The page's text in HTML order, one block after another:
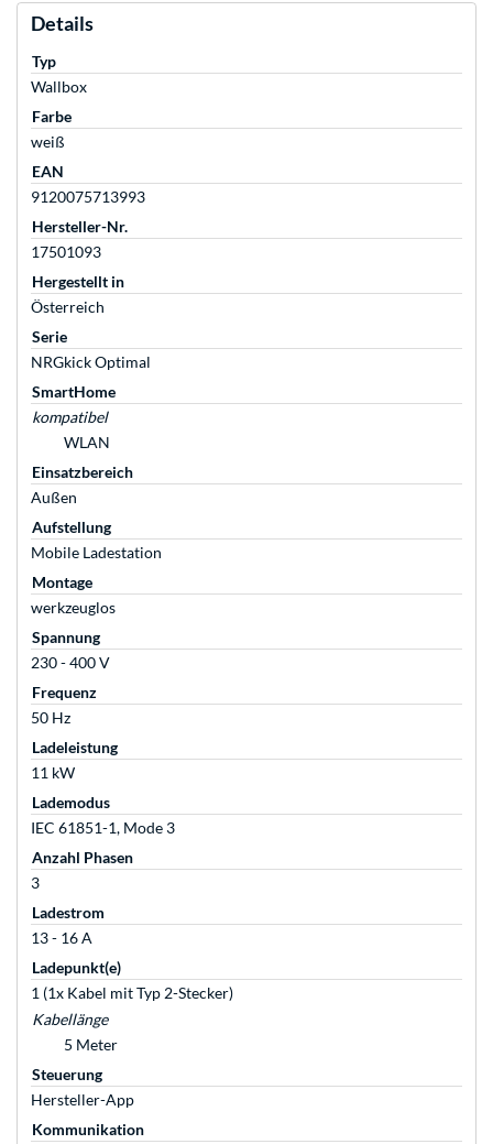
Details
Typ
Wallbox
Farbe
weiß
EAN
9120075713993
Hersteller-Nr.
17501093
Hergestellt in
Österreich
Serie
NRGkick Optimal
SmartHome
kompatibel
WLAN
Einsatzbereich
Außen
Aufstellung
Mobile Ladestation
Montage
werkzeuglos
Spannung
230 - 400 V
Frequenz
50 Hz
Ladeleistung
11 kW
Lademodus
IEC 61851-1, Mode 3
Anzahl Phasen
3
Ladestrom
13 - 16 A
Ladepunkt(e)
1 (1x Kabel mit Typ 2-Stecker)
Kabellänge
5 Meter
Steuerung
Hersteller-App
Kommunikation